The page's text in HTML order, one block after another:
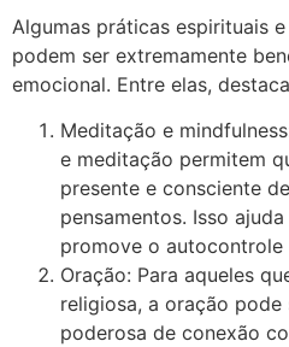
Algumas práticas espirituais
podem ser extremamente
emocional. Entre elas,
Meditação e
e meditação permitem
presente e consciente
pensamentos. Isso
promove o autocontrole
Oração: Para aqueles
religiosa, a oração pode
poderosa de conexão